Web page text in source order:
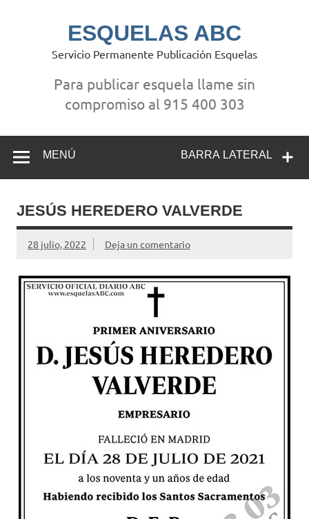
ESQUELAS ABC
Servicio Permanente Publicación Esquelas
Para publicar esquela llame sin
compromiso al 915 400 303
BARRA LATERAL
MENÚ
JESÚS HEREDERO VALVERDE
28 julio, 2022 Deja un comentario